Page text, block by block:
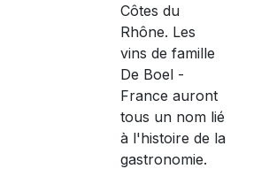
Côtes du
Rhône. Les
vins de famille
De Boel -
France auront
tous un nom lié
à l'histoire de la
gastronomie.